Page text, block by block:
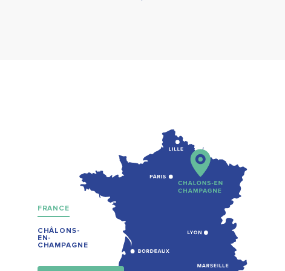
FRANCE
CHÂLONS-
EN-
CHAMPAGNE